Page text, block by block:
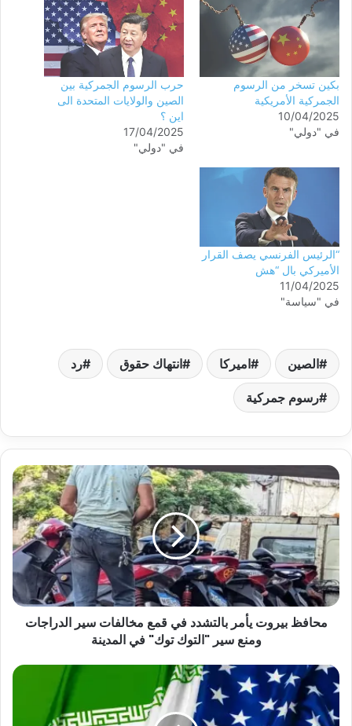
بكين تسخر من الرسوم
الجمركية الأمريكية
10/04/2025
في "دولي"
حرب الرسوم الجمركية بين
الصين والولايات المتحدة الى
اين ؟
17/04/2025
في "دولي"
“الرئيس الفرنسي يصف القرار
الأميركي بال “هش
11/04/2025
في "سياسة"
الصين اميركا انتهاك حقوق رد
رسوم جمركية
محافظ بيروت يأمر بالتشدد في قمع مخالفات سير الدراجات
ومنع سير "التوك توك" في المدينة